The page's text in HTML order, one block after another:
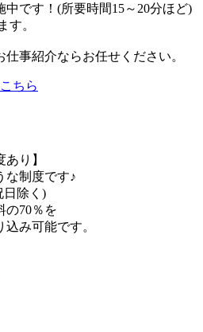
です！(所要時間15～20分ほど)
す。
事紹介ならお任せください。
ちら
り】
な制度です♪
日除く)
の70％を
み可能です。